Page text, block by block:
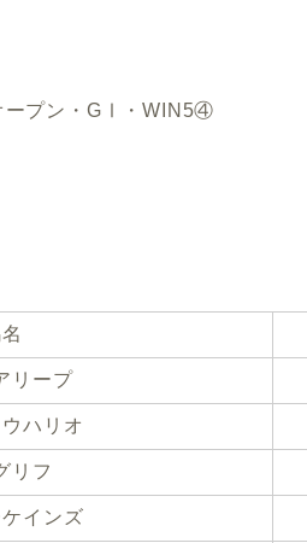
ープン・GⅠ・WIN5④
リープ
ハリオ
リフ
インズ